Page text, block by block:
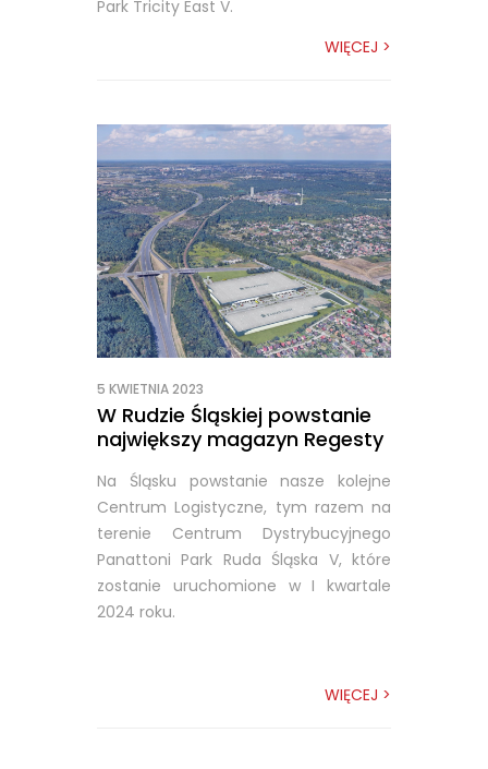
Park Tricity East V.
WIĘCEJ >
5 KWIETNIA 2023
W Rudzie Śląskiej powstanie
największy magazyn Regesty
Na Śląsku powstanie nasze kolejne
Centrum Logistyczne, tym razem na
terenie Centrum Dystrybucyjnego
Panattoni Park Ruda Śląska V, które
zostanie uruchomione w I kwartale
2024 roku.
WIĘCEJ >